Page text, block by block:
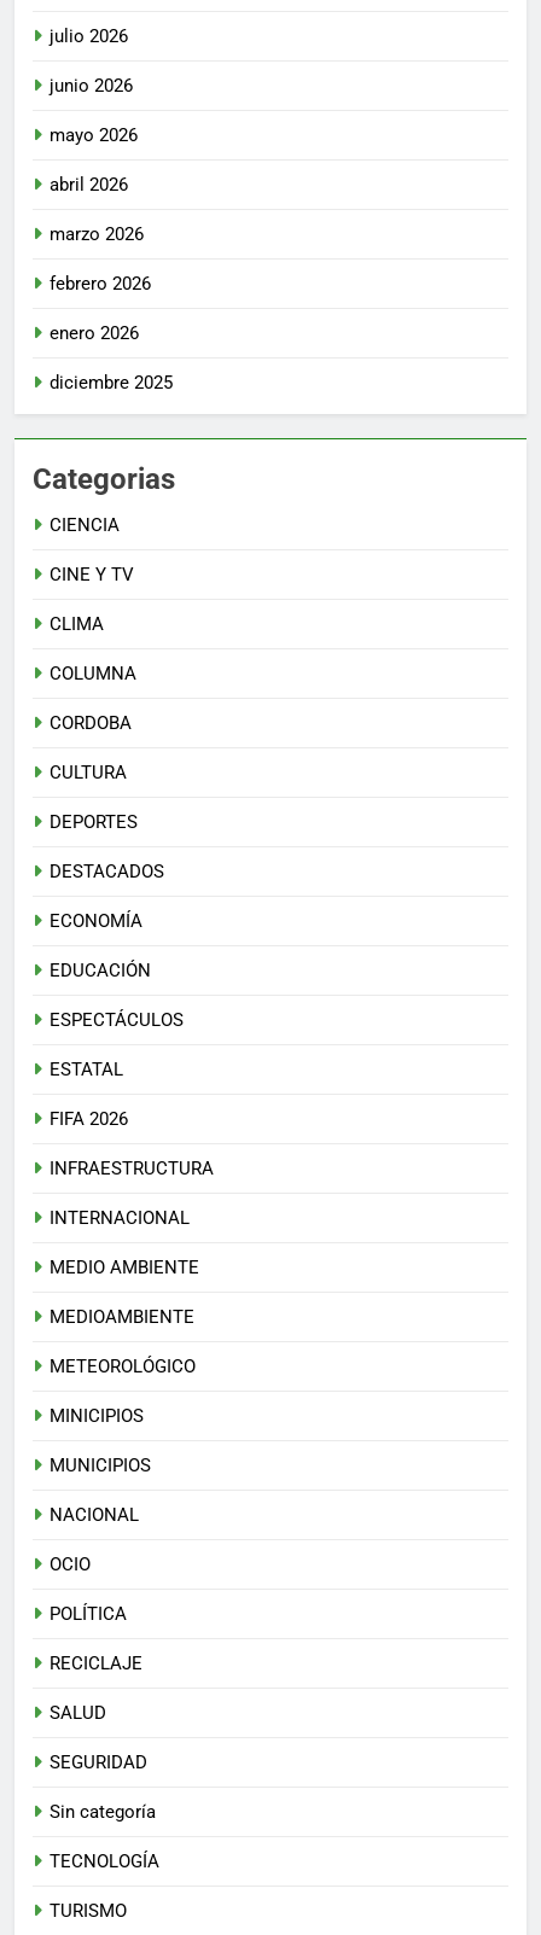
julio 2026
junio 2026
mayo 2026
abril 2026
marzo 2026
febrero 2026
enero 2026
diciembre 2025
Categorias
CIENCIA
CINE Y TV
CLIMA
COLUMNA
CORDOBA
CULTURA
DEPORTES
DESTACADOS
ECONOMÍA
EDUCACIÓN
ESPECTÁCULOS
ESTATAL
FIFA 2026
INFRAESTRUCTURA
INTERNACIONAL
MEDIO AMBIENTE
MEDIOAMBIENTE
METEOROLÓGICO
MINICIPIOS
MUNICIPIOS
NACIONAL
OCIO
POLÍTICA
RECICLAJE
SALUD
SEGURIDAD
Sin categoría
TECNOLOGÍA
TURISMO